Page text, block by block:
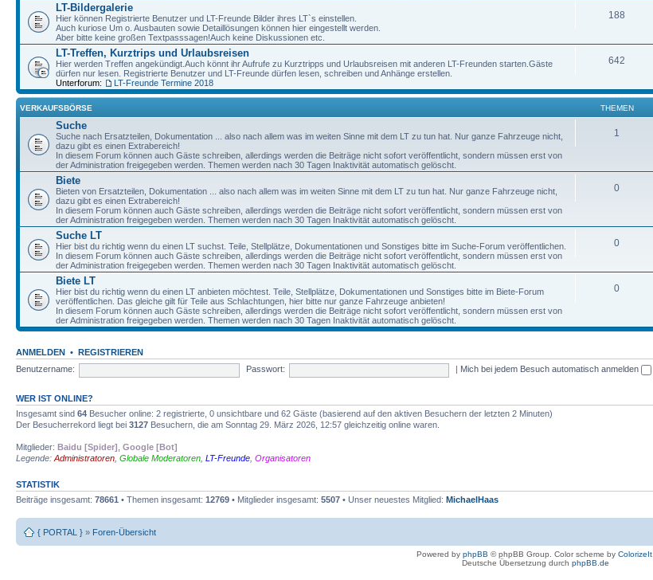
LT-Bildergalerie
Hier können Registrierte Benutzer und LT-Freunde Bilder ihres LT`s einstellen.
Auch kuriose Um o. Ausbauten sowie Detaillösungen können hier eingestellt werden.
Aber bitte keine großen Textpasssagen!Auch keine Diskussionen etc.
188
LT-Treffen, Kurztrips und Urlaubsreisen
Hier werden Treffen angekündigt.Auch könnt ihr Aufrufe zu Kurztripps und Urlaubsreisen mit anderen LT-Freunden starten.Gäste
dürfen nur lesen. Registrierte Benutzer und LT-Freunde dürfen lesen, schreiben und Anhänge erstellen.
Unterforum:
LT-Freunde Termine 2018
642
VERKAUFSBÖRSE THEMEN
Suche
Suche nach Ersatzteilen, Dokumentation ... also nach allem was im weiten Sinne mit dem LT zu tun hat. Nur ganze Fahrzeuge nicht,
dazu gibt es einen Extrabereich!
In diesem Forum können auch Gäste schreiben, allerdings werden die Beiträge nicht sofort veröffentlicht, sondern müssen erst von
der Administration freigegeben werden. Themen werden nach 30 Tagen Inaktivität automatisch gelöscht.
1
Biete
Bieten von Ersatzteilen, Dokumentation ... also nach allem was im weiten Sinne mit dem LT zu tun hat. Nur ganze Fahrzeuge nicht,
dazu gibt es einen Extrabereich!
In diesem Forum können auch Gäste schreiben, allerdings werden die Beiträge nicht sofort veröffentlicht, sondern müssen erst von
der Administration freigegeben werden. Themen werden nach 30 Tagen Inaktivität automatisch gelöscht.
0
Suche LT
Hier bist du richtig wenn du einen LT suchst. Teile, Stellplätze, Dokumentationen und Sonstiges bitte im Suche-Forum veröffentlichen.
In diesem Forum können auch Gäste schreiben, allerdings werden die Beiträge nicht sofort veröffentlicht, sondern müssen erst von
der Administration freigegeben werden. Themen werden nach 30 Tagen Inaktivität automatisch gelöscht.
0
Biete LT
Hier bist du richtig wenn du einen LT anbieten möchtest. Teile, Stellplätze, Dokumentationen und Sonstiges bitte im Biete-Forum
veröffentlichen. Das gleiche gilt für Teile aus Schlachtungen, hier bitte nur ganze Fahrzeuge anbieten!
In diesem Forum können auch Gäste schreiben, allerdings werden die Beiträge nicht sofort veröffentlicht, sondern müssen erst von
der Administration freigegeben werden. Themen werden nach 30 Tagen Inaktivität automatisch gelöscht.
0
ANMELDEN • REGISTRIEREN
Benutzername:
Passwort: Mich bei jedem Besuch automatisch anmelden
WER IST ONLINE?
Insgesamt sind 64 Besucher online: 2 registrierte, 0 unsichtbare und 62 Gäste (basierend auf den aktiven Besuchern der letzten 2 Minuten)
Der Besucherrekord liegt bei 3127 Besuchern, die am Sonntag 29. März 2026, 12:57 gleichzeitig online waren.
Mitglieder: Baidu [Spider] Google [Bot]
Legende: Administratoren Globale Moderatoren LT-Freunde Organisatoren
STATISTIK
Beiträge insgesamt: 78661 • Themen insgesamt: 12769 • Mitglieder insgesamt: 5507 • Unser neuestes Mitglied: MichaelHaas
{ PORTAL } » Foren-Übersicht
Powered by phpBB © phpBB Group. Color scheme by ColorizeIt.
Deutsche Übersetzung durch phpBB.de